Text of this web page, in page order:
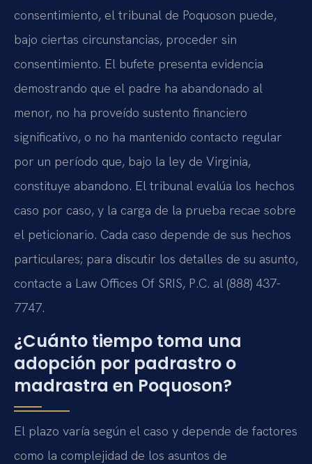
consentimiento, el tribunal de Poquoson puede,
bajo ciertas circunstancias, proceder sin
consentimiento. El bufete presenta evidencia
demostrando que el padre ha abandonado al
menor, no ha proveído sustento financiero
significativo, o no ha mantenido contacto regular
por un período que, bajo la ley de Virginia,
constituye abandono. El tribunal evalúa los hechos
caso por caso, y la carga de la prueba recae sobre
el peticionario. Cada caso depende de sus hechos
particulares; para discutir los detalles de su asunto,
contacte a Law Offices Of SRIS, P.C. al (888) 437-
7747.
¿Cuánto tiempo toma una
adopción por padrastro o
madrastra en Poquoson?
El plazo varía según el caso y depende de factores
como la complejidad de los asuntos de